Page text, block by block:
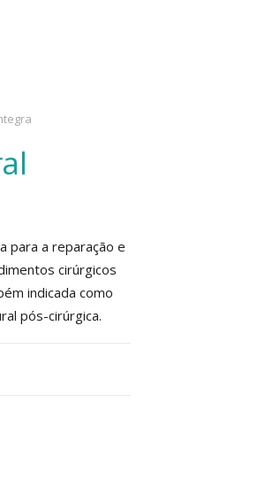
para a reparação e
cirúrgicos
indicada como
pós-cirúrgica.